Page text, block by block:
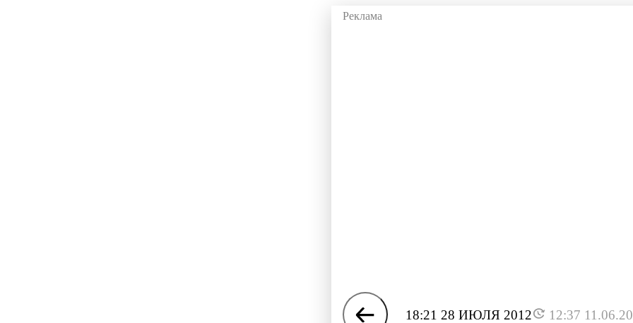
18:21 28 ИЮЛЯ 2012 12:37